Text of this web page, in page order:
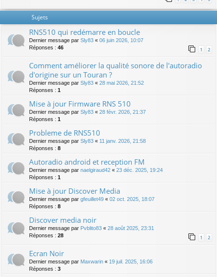
Sujets
RNS510 qui redémarre en boucle
Dernier message par Sly83 « 06 juin 2026, 10:07
Réponses : 46 1 2
Comment améliorer la qualité sonore de l'autoradio
d'origine sur un Touran ?
Dernier message par Sly83 « 28 mai 2026, 21:52
Réponses : 1
Mise à jour Firmware RNS 510
Dernier message par Sly83 « 28 févr. 2026, 21:37
Réponses : 1
Probleme de RNS510
Dernier message par Sly83 « 11 janv. 2026, 21:58
Réponses : 8
Autoradio android et reception FM
Dernier message par naelgiraud42 « 23 déc. 2025, 19:24
Réponses : 1
Mise à jour Discover Media
Dernier message par gfeuillet49 « 02 oct. 2025, 18:07
Réponses : 8
Discover media noir
Dernier message par Pvblito83 « 28 août 2025, 23:31
Réponses : 28 1 2
Ecran Noir
Dernier message par Maxwarin « 19 juil. 2025, 16:06
Réponses : 3